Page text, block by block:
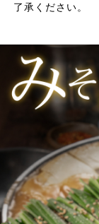
了承ください。